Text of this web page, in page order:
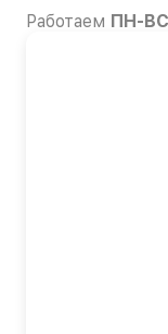
Работаем ПН-ВС